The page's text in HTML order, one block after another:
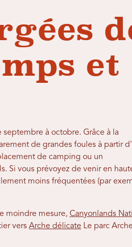
et
à octobre. Grâce à la
de grandes foules à partir
de camping ou un
Si vous prévoyez de venir en
moins fréquentées (par
moindre mesure, Canyonlands
vers Arche délicate Le parc